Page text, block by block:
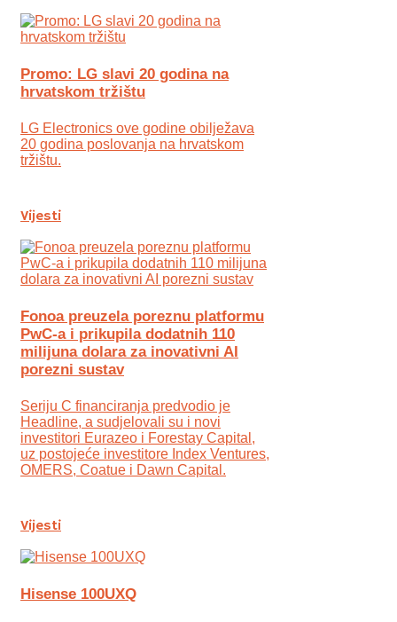
Promo: LG slavi 20 godina na
hrvatskom tržištu
LG Electronics ove godine obilježava
20 godina poslovanja na hrvatskom
tržištu.
Vijesti
Fonoa preuzela poreznu platformu
PwC-a i prikupila dodatnih 110
milijuna dolara za inovativni AI
porezni sustav
Seriju C financiranja predvodio je
Headline, a sudjelovali su i novi
investitori Eurazeo i Forestay Capital,
uz postojeće investitore Index Ventures,
OMERS, Coatue i Dawn Capital.
Vijesti
Hisense 100UXQ